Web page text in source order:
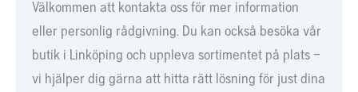
Välkommen att kontakta oss för mer information
eller personlig rådgivning. Du kan också besöka vår
butik i Linköping och uppleva sortimentet på plats –
vi hjälper dig gärna att hitta rätt lösning för just dina